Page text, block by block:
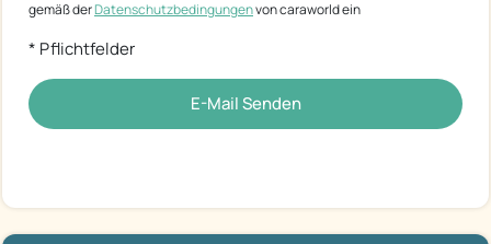
gemäß derDatenschutzbedingungenvon caraworld ein
* Pflichtfelder
E-Mail Senden